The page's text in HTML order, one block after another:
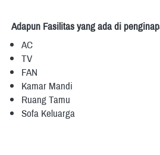
AC
TV
FAN
Kamar Mandi
Ruang Tamu
Sofa Keluarga